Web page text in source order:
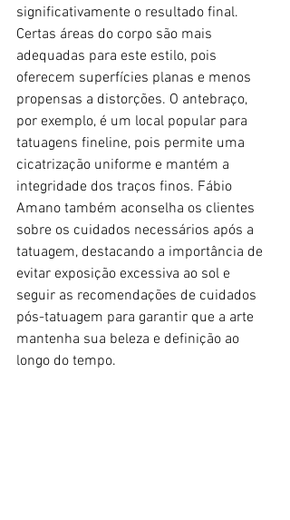
significativamente o resultado final.
Certas áreas do corpo são mais
adequadas para este estilo, pois
oferecem superfícies planas e menos
propensas a distorções. O antebraço,
por exemplo, é um local popular para
tatuagens fineline, pois permite uma
cicatrização uniforme e mantém a
integridade dos traços finos. Fábio
Amano também aconselha os clientes
sobre os cuidados necessários após a
tatuagem, destacando a importância de
evitar exposição excessiva ao sol e
seguir as recomendações de cuidados
pós-tatuagem para garantir que a arte
mantenha sua beleza e definição ao
longo do tempo.